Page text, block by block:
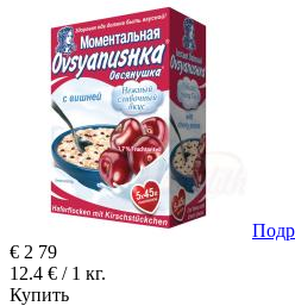
€ 2 79
12.4 € / 1 кг.
Купить